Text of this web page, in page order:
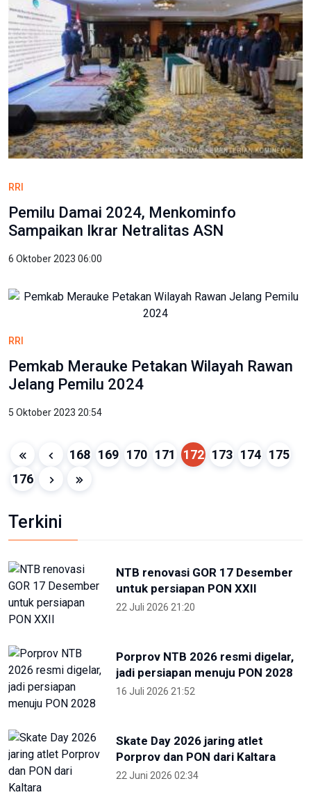
RRI
Pemilu Damai 2024, Menkominfo
Sampaikan Ikrar Netralitas ASN
6 Oktober 2023 06:00
RRI
Pemkab Merauke Petakan Wilayah Rawan
Jelang Pemilu 2024
5 Oktober 2023 20:54
168 169 170 171 172 173 174 175
176
Terkini
NTB renovasi GOR 17 Desember
untuk persiapan PON XXII
22 Juli 2026 21:20
Porprov NTB 2026 resmi digelar,
jadi persiapan menuju PON 2028
16 Juli 2026 21:52
Skate Day 2026 jaring atlet
Porprov dan PON dari Kaltara
22 Juni 2026 02:34